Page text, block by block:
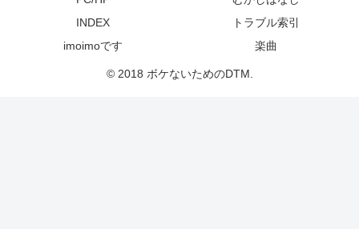
INDEX
トラブル索引
imoimoです
楽曲
© 2018 ボケないためのDTM.